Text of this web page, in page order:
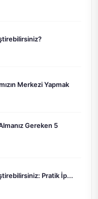
Merkezi Yapmak
Gereken 5
Pratik İp...